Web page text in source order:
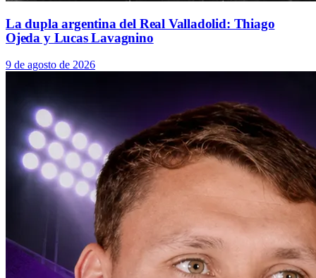
La dupla argentina del Real Valladolid: Thiago
Ojeda y Lucas Lavagnino
9 de agosto de 2026